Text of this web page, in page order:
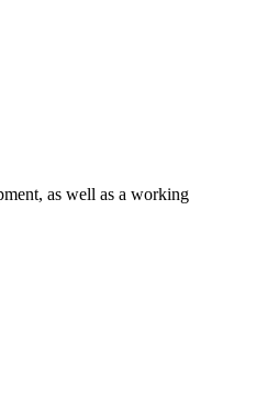
as well as a working